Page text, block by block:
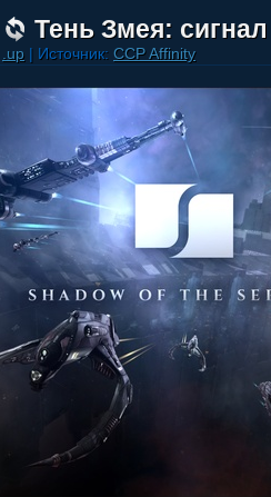
Тень Змея:
.up | Источник: CCP Affinity